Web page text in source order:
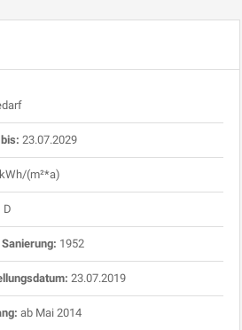
23.07.2029
(m²*a)
D
1952
23.07.2019
ab Mai 2014